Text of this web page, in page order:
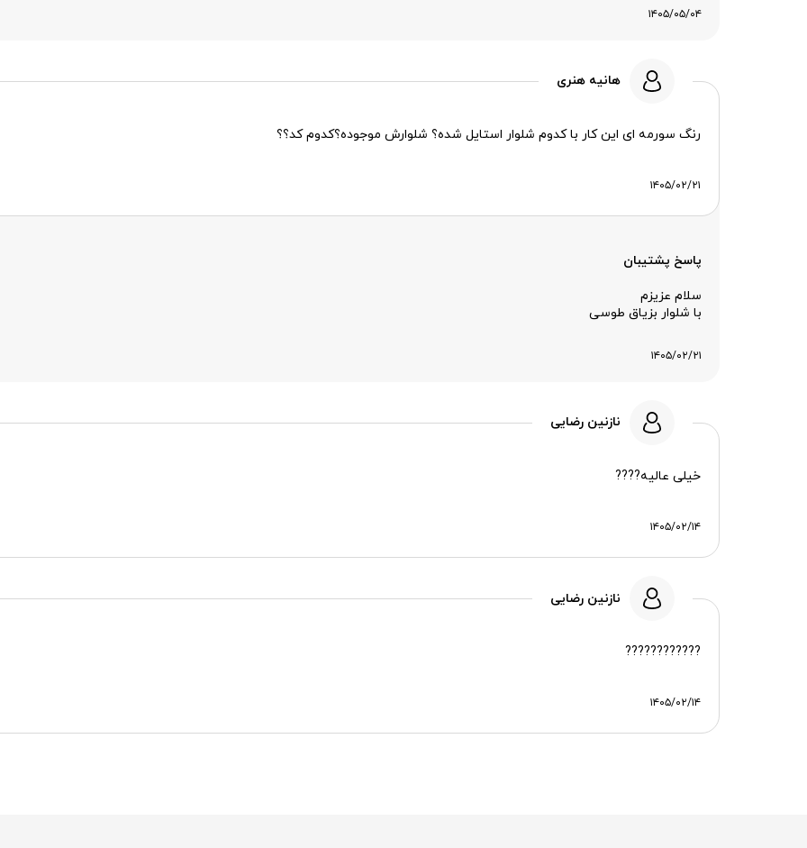
۱۴۰۵/۰۵/۰۴
هانیه هنری
رنگ سورمه ای این کار با کدوم شلوار استایل شده؟ شلوارش موجوده؟کدوم کد؟؟
۱۴۰۵/۰۲/۲۱
پاسخ پشتیبان
سلام عزیزم
با شلوار بزیاق طوسی
۱۴۰۵/۰۲/۲۱
نازنین رضایی
خیلی عالیه????
۱۴۰۵/۰۲/۱۴
نازنین رضایی
????????????
۱۴۰۵/۰۲/۱۴